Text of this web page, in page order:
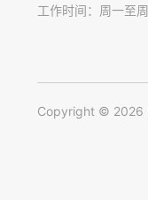
工作时间：周一至
Copyright © 2026